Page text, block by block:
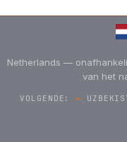
Netherlands —
van het
VOLGENDE:→